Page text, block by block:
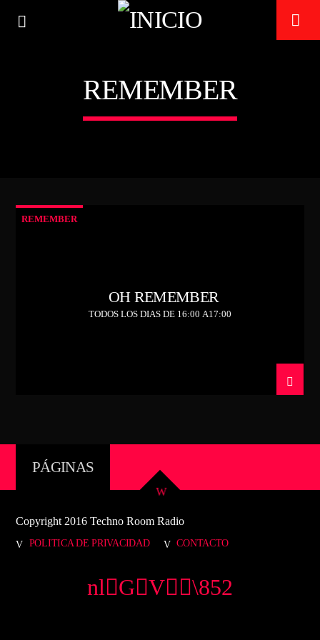
TECHNO ROOM RADIO
ON AIR
CANCIÓN ACTUAL
TECHNO ROOM RADIO
REMEMBER
REMEMBER
OH REMEMBER
TODOS LOS DIAS DE 16:00 A17:00
PÁGINAS
Copyright 2016 Techno Room Radio
POLITICA DE PRIVACIDAD CONTACTO